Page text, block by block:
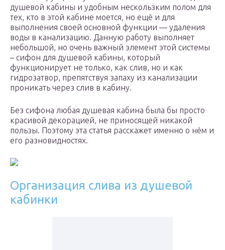
душевой кабины и удобным нескользким полом для
тех, кто в этой кабине моется, но ещё и для
выполнения своей основной функции — удаления
воды в канализацию. Данную работу выполняет
небольшой, но очень важный элемент этой системы
– сифон для душевой кабины, который
функционирует не только, как слив, но и как
гидрозатвор, препятствуя запаху из канализации
проникать через слив в кабину.
Без сифона любая душевая кабина была бы просто
красивой декорацией, не приносящей никакой
пользы. Поэтому эта статья расскажет именно о нём и
его разновидностях.
Организация слива из душевой
кабинки